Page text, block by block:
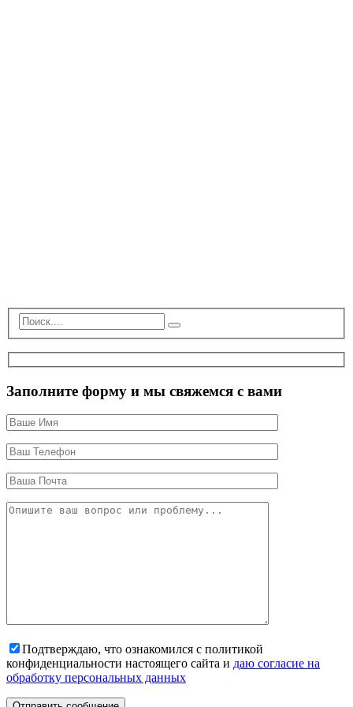
Заполните форму и мы свяжемся с вами
Подтверждаю, что ознакомился с политикой
конфиденциальности настоящего сайта и даю согласие на
обработку персональных данных